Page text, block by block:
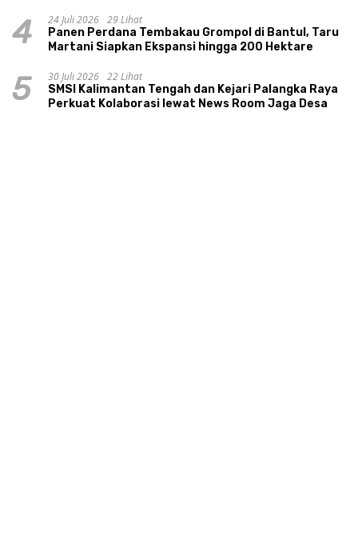
4 24 Juli 2026 29 Lihat
Panen Perdana Tembakau Grompol di Bantul, Taru
Martani Siapkan Ekspansi hingga 200 Hektare
5 30 Juli 2026 22 Lihat
SMSI Kalimantan Tengah dan Kejari Palangka Raya
Perkuat Kolaborasi lewat News Room Jaga Desa